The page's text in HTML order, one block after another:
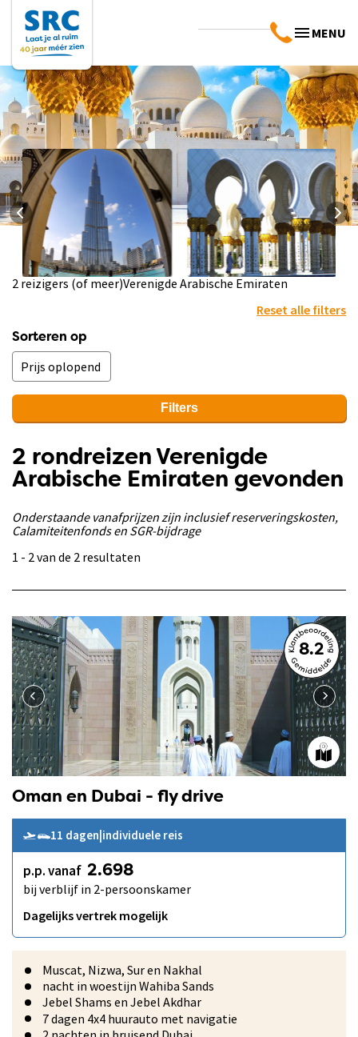
MENU
Landinfo
Bekijk info
Praktische info
Emiraten
2 reizigers (of meer)Verenigde Arabische Emiraten
Reset alle filters
Sorteren op
Filters
2 rondreizen Verenigde
Arabische Emiraten gevonden
Onderstaande vanafprijzen zijn inclusief reserveringskosten,
Calamiteitenfonds en SGR-bijdrage
1 - 2 van de 2 resultaten
8.2
Oman en Dubai - fly drive
11 dagen individuele reis
p.p. vanaf 2.698
bij verblijf in 2-persoonskamer
Dagelijks vertrek mogelijk
Muscat, Nizwa, Sur en Nakhal
nacht in woestijn Wahiba Sands
Jebel Shams en Jebel Akdhar
7 dagen 4x4 huurauto met navigatie